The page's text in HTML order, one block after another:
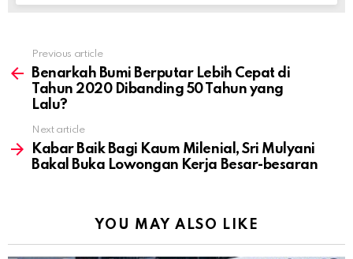
more
Previous article
Benarkah Bumi Berputar Lebih Cepat di
Tahun 2020 Dibanding 50 Tahun yang
Lalu?
Next article
Kabar Baik Bagi Kaum Milenial, Sri Mulyani
Bakal Buka Lowongan Kerja Besar-besaran
YOU MAY ALSO LIKE